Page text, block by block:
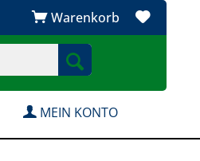
Warenkorb
MEIN KONTO